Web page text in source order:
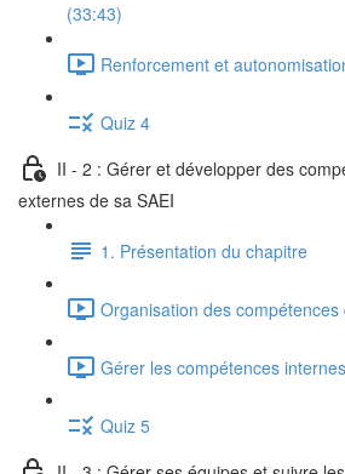
(33:43)
Renforcement et
Quiz 4
II - 2 : Gérer et développer des
externes de sa SAEI
1. Présentation du chapitre
Organisation des compétences
Gérer les compétences
Quiz 5